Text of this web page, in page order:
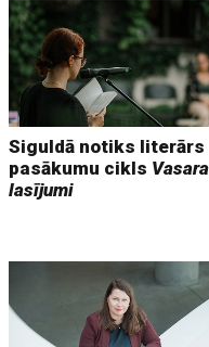
Siguldā notiks literārs
pasākumu cikls
lasījumi